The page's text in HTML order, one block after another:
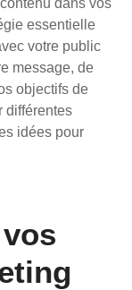
dans vos
essentielle
votre public
message, de
objectifs de
différentes
idées pour